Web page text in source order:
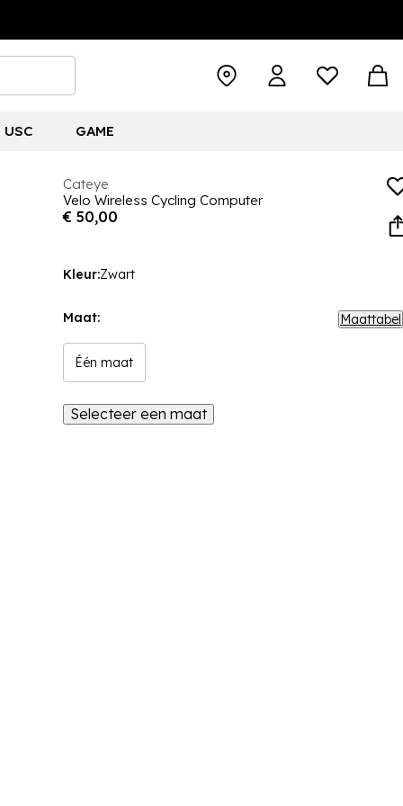
USC GAME
Cateye
Velo Wireless Cycling Computer
€ 50,00
Kleur:Zwart
Maat: Maattabel
Één maat
Selecteer een maat